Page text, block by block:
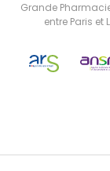
Grande
entre Paris et